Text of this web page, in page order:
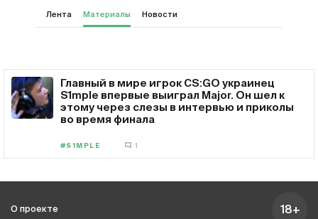
Лента Материалы Новости
Главный в мире игрок CS:GO украинец
S1mple впервые выиграл Major. Он шел к
этому через слезы в интервью и приколы
во время финала
#S1MPLE 1
О проекте 18+